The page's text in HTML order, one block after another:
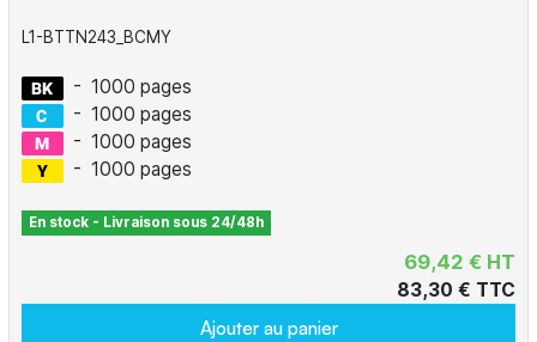
L1-BTTN243_BCMY
- 1000 pages
- 1000 pages
- 1000 pages
- 1000 pages
En stock - Livraison sous 24/48h
69,42 € HT
83,30 € TTC
Ajouter au panier